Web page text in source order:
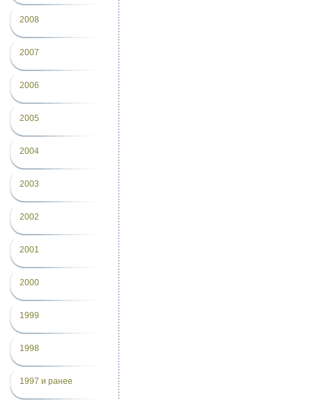
2008
2007
2006
2005
2004
2003
2002
2001
2000
1999
1998
1997 и ранее